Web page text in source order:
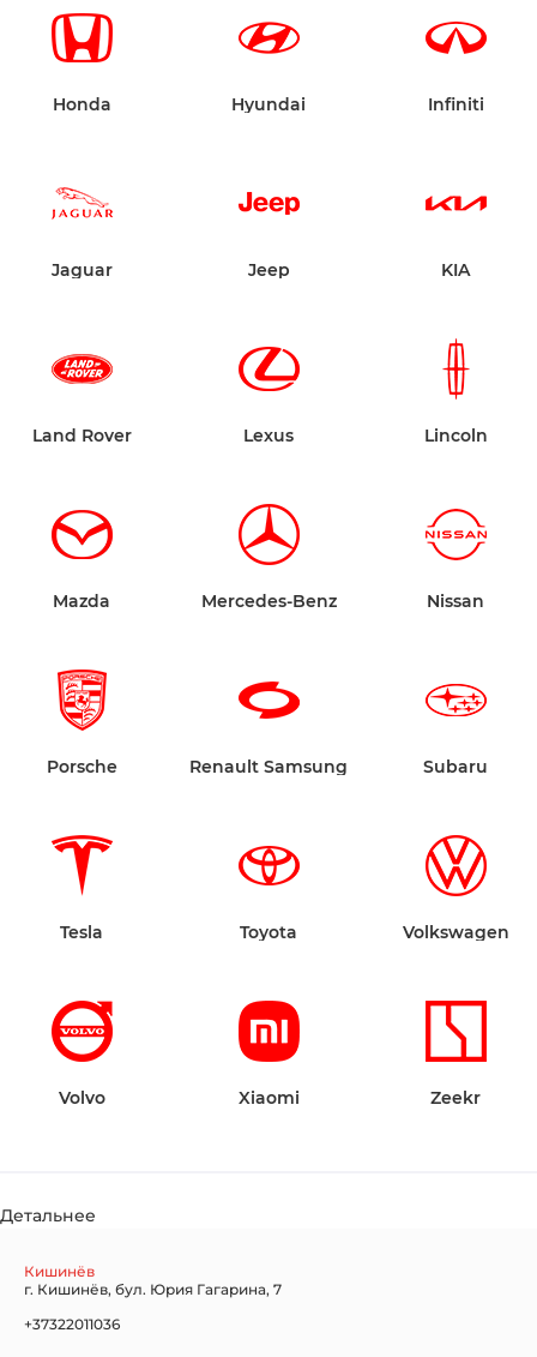
Honda Hyundai Infiniti
Jaguar Jeep KIA
Land Rover Lexus Lincoln
Mazda Mercedes-Benz Nissan
Porsche Renault Samsung Subaru
Tesla Toyota Volkswagen
Volvo Xiaomi Zeekr
Детальнее
Кишинёв
г. Кишинёв, бул. Юрия Гагарина, 7
+37322011036